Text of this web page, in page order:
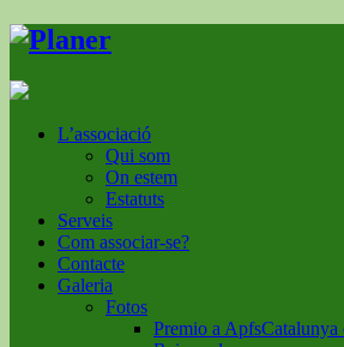
L’associació
Qui som
On estem
Estatuts
Serveis
Com associar-se?
Contacte
Galeria
Fotos
Premio a ApfsCatalunya